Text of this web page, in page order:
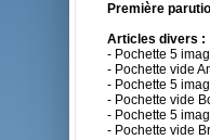
Première
Articles divers :
- Pochette 5
- Pochette vide
- Pochette 5
- Pochette vide
- Pochette 5
- Pochette vide